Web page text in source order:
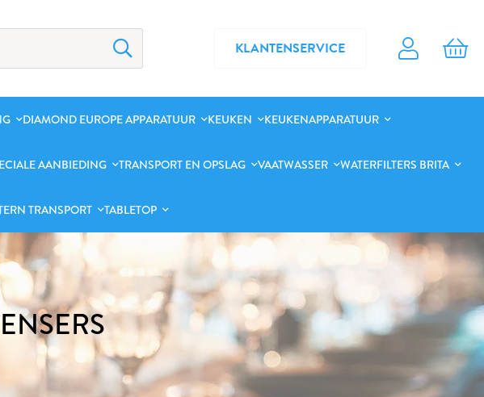
KLANTENSERVICE
DIAMOND EUROPE APPARATUUR KEUKEN KEUKENAPPARATUUR
AANBIEDING TRANSPORT EN OPSLAG VAATWASSER WATERFILTERS BRITA
TRANSPORT TABLETOP